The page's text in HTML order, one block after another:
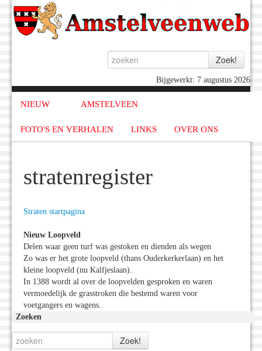
Bijgewerkt: 7 augustus 2026
NIEUW AMSTELVEEN
FOTO'S EN VERHALEN LINKS OVER ONS
stratenregister
Straten startpagina
Nieuw Loopveld
Delen waar geen turf was gestoken en dienden als wegen
Zo was er het grote loopveld (thans Ouderkerkerlaan) en het
kleine loopveld (nu Kalfjeslaan).
In 1388 wordt al over de loopvelden gesproken en waren
vermoedelijk de grasstroken die bestemd waren voor
voetgangers en wagens.
Zoeken